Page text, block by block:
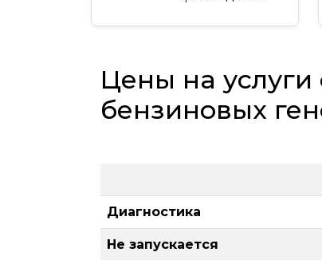
Цены на
бензиновых
Диагностика
Не запускается